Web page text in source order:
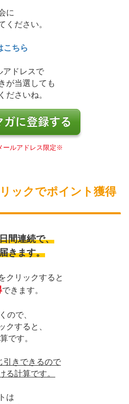
に
ください。
こちら
アドレスで
が当選しても
ださいね。
ガに登録する
ールアドレス限定※
ックでポイント獲得
間連続で、
きます。
クリックすると
できます。
ので、
クすると、
です。
引きできるので
る計算です。
は